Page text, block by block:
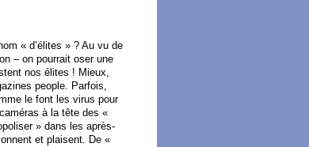
« d’élites » ? Au vu de
– on pourrait oser une
nos élites ! Mieux,
people. Parfois,
le font les virus pour
à la tête des «
» dans les après-
et plaisent. De «